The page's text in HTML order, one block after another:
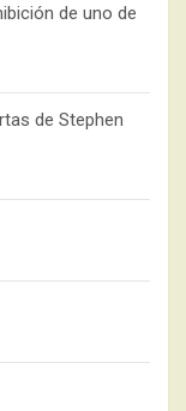
de uno de
de Stephen